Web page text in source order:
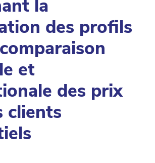
la
des profils
et
des prix
clients